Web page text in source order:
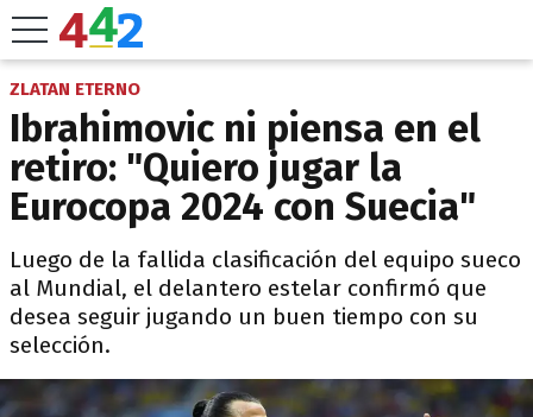
ZLATAN ETERNO
Ibrahimovic ni piensa en el
retiro: "Quiero jugar la
Eurocopa 2024 con Suecia"
Luego de la fallida clasificación del equipo sueco
al Mundial, el delantero estelar confirmó que
desea seguir jugando un buen tiempo con su
selección.